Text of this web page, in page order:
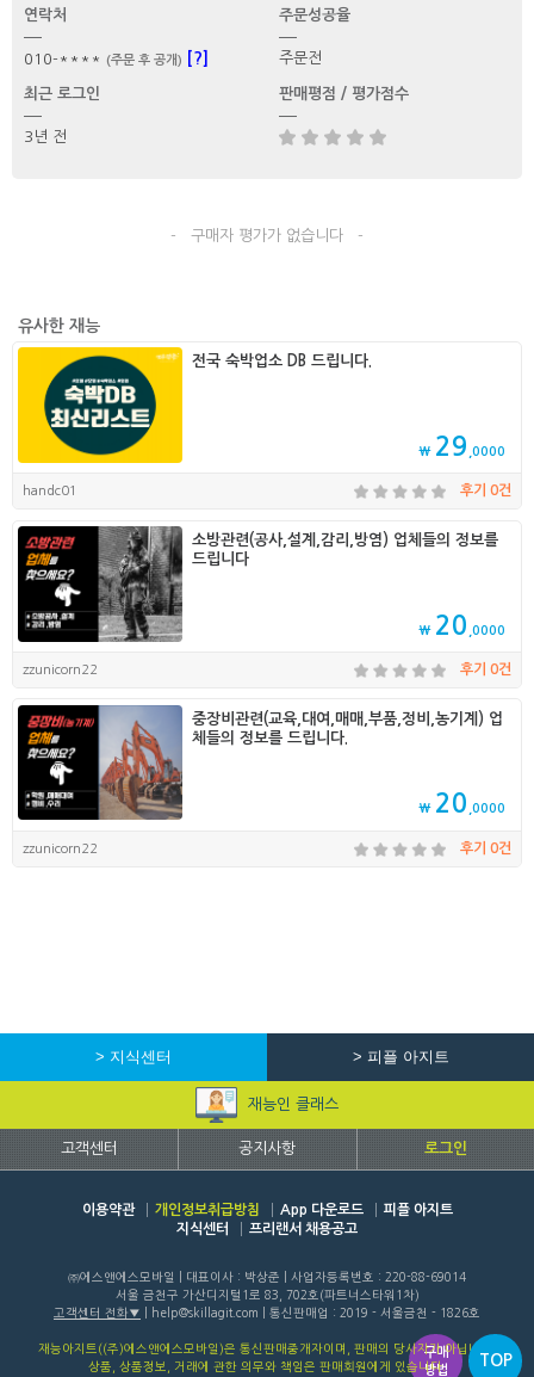
연락처
010-**** (주문 후 공개) [?]
주문성공율
주문전
최근 로그인
3년 전
판매평점 / 평가점수
- 구매자 평가가 없습니다 -
유사한 재능
전국 숙박업소 DB 드립니다.
₩ 29 ,0000
handc01 후기 0건
소방관련(공사,설계,감리,방염) 업체들의 정보를
드립니다
₩ 20 ,0000
zzunicorn22 후기 0건
중장비관련(교육,대여,매매,부품,정비,농기계) 업
체들의 정보를 드립니다.
₩ 20 ,0000
zzunicorn22 후기 0건
구매
방법
> 지식센터 > 피플 아지트
재능인 클래스
고객센터 공지사항 로그인
이용약관 개인정보취급방침 App 다운로드
피플 아지트
지식센터
프리랜서 채용공고
㈜에스앤에스모바일 | 대표이사 : 박상준 | 사업자등록번호 : 220-88-69014
서울 금천구 가산디지털1로 83, 702호(파트너스타워1차)
고객센터 전화
| help@skillagit.com | 통신판매업 : 2019 - 서울금천 - 1826호
재능아지트((주)에스앤에스모바일)은 통신판매중개자이며, 판매의 당사자가 아닙니다.
상품, 상품정보, 거래에 관한 의무와 책임은 판매회원에게 있습니다.
TOP